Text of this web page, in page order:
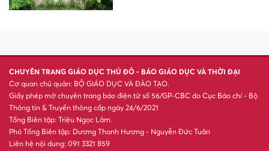
Nâng cao năng lực hỗ trợ học
sinh khuyết tật học hòa nhập